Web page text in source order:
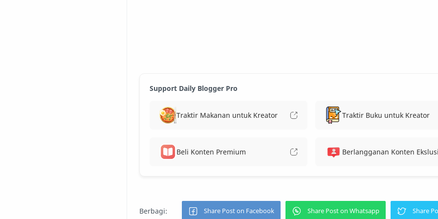
Support Daily Blogger Pro
Traktir Makanan untuk Kreator Traktir Buku untuk Kreator
Beli Konten Premium Berlangganan Konten